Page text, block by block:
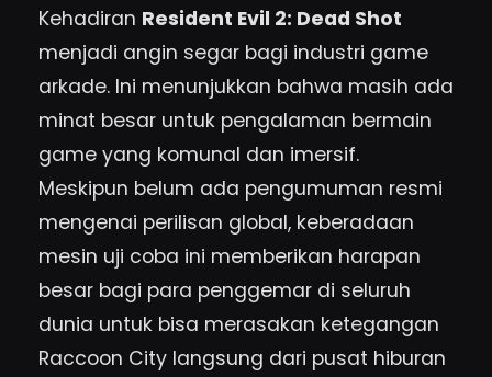
Kehadiran Resident Evil 2: Dead Shot
menjadi angin segar bagi industri game
arkade. Ini menunjukkan bahwa masih ada
minat besar untuk pengalaman bermain
game yang komunal dan imersif.
Meskipun belum ada pengumuman resmi
mengenai perilisan global, keberadaan
mesin uji coba ini memberikan harapan
besar bagi para penggemar di seluruh
dunia untuk bisa merasakan ketegangan
Raccoon City langsung dari pusat hiburan